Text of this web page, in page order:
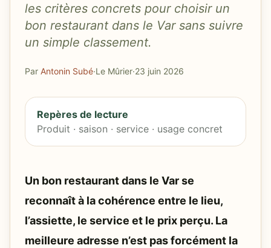
les critères concrets pour choisir un
bon restaurant dans le Var sans suivre
un simple classement.
Par Antonin Subé·Le Mûrier·23 juin 2026
Repères de lecture
Produit · saison · service · usage concret
Un bon restaurant dans le Var se
reconnaît à la cohérence entre le lieu,
l’assiette, le service et le prix perçu. La
meilleure adresse n’est pas forcément la